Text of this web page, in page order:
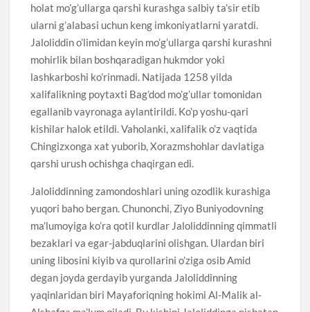
holat mo’g’ullarga qarshi kurashga salbiy ta’sir etib
ularni g’alabasi uchun keng imkoniyatlarni yaratdi.
Jaloliddin o’limidan keyin mo’g’ullarga qarshi kurashni
mohirlik bilan boshqaradigan hukmdor yoki
lashkarboshi ko’rinmadi. Natijada 1258 yilda
xalifalikning poytaxti Bag’dod mo’g’ullar tomonidan
egallanib vayronaga aylantirildi. Ko’p yoshu-qari
kishilar halok etildi. Vaholanki, xalifalik o’z vaqtida
Chingizxonga xat yuborib, Xorazmshohlar davlatiga
qarshi urush ochishga chaqirgan edi.
Jaloliddinning zamondoshlari uning ozodlik kurashiga
yuqori baho bergan. Chunonchi, Ziyo Buniyodovning
ma’lumoyiga ko’ra qotil kurdlar Jaloliddinning qimmatli
bezaklari va egar-jabduqlarini olishgan. Ulardan biri
uning libosini kiyib va qurollarini o’ziga osib Amid
degan joyda gerdayib yurganda Jaloliddinning
yaqinlaridan biri Mayaforiqning hokimi Al-Malik al-